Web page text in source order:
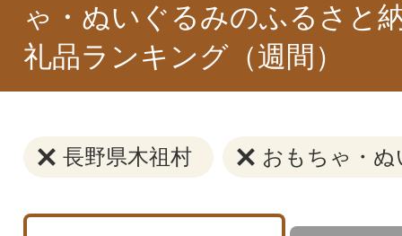
ゃ・ぬいぐるみのふるさと
礼品ランキング（週間）
長野県木祖村 おもちゃ・